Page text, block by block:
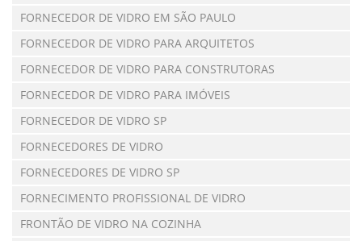
FORNECEDOR DE VIDRO EM SÃO PAULO
FORNECEDOR DE VIDRO PARA ARQUITETOS
FORNECEDOR DE VIDRO PARA CONSTRUTORAS
FORNECEDOR DE VIDRO PARA IMÓVEIS
FORNECEDOR DE VIDRO SP
FORNECEDORES DE VIDRO
FORNECEDORES DE VIDRO SP
FORNECIMENTO PROFISSIONAL DE VIDRO
FRONTÃO DE VIDRO NA COZINHA